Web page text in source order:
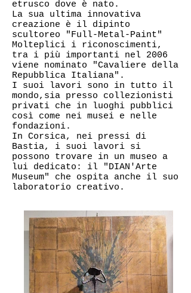
etrusco dove è nato.
La sua ultima innovativa
creazione è il dipinto
scultoreo "Full-Metal-Paint"
Molteplici i riconoscimenti,
tra i più importanti nel 2006
viene nominato "Cavaliere della
Repubblica Italiana".
I suoi lavori sono in tutto il
mondo,sia presso collezionisti
privati che in luoghi pubblici
così come nei musei e nelle
fondazioni.
In Corsica, nei pressi di
Bastia, i suoi lavori si
possono trovare in un museo a
lui dedicato: il "DIAN'Arte
Museum" che ospita anche il suo
laboratorio creativo.